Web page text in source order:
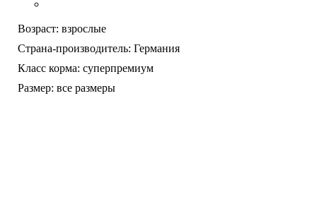
Возраст: взрослые
Страна-производитель: Германия
Класс корма: суперпремиум
Размер: все размеры